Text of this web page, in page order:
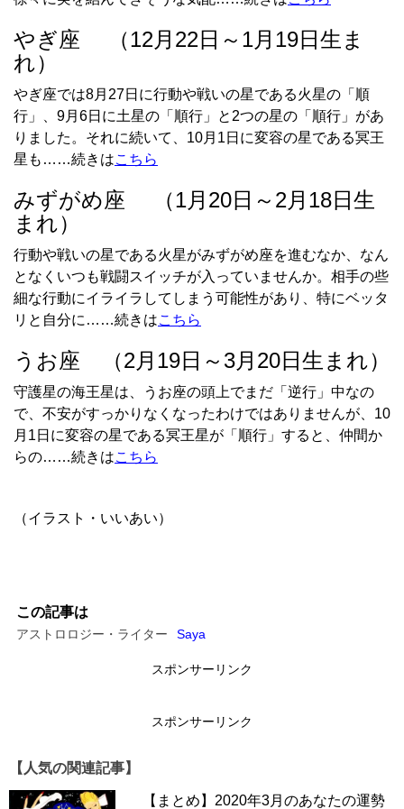
やぎ座 （12月22日～1月19日生ま
れ）
やぎ座では8月27日に行動や戦いの星である火星の「順
行」、9月6日に土星の「順行」と2つの星の「順行」があ
りました。それに続いて、10月1日に変容の星である冥王
星も……続きはこちら
みずがめ座 （1月20日～2月18日生
まれ）
行動や戦いの星である火星がみずがめ座を進むなか、なん
となくいつも戦闘スイッチが入っていませんか。相手の些
細な行動にイライラしてしまう可能性があり、特にベッタ
リと自分に……続きはこちら
うお座 （2月19日～3月20日生まれ）
守護星の海王星は、うお座の頭上でまだ「逆行」中なの
で、不安がすっかりなくなったわけではありませんが、10
月1日に変容の星である冥王星が「順行」すると、仲間か
らの……続きはこちら
（イラスト・いいあい）
この記事は
アストロロジー・ライター Saya
スポンサーリンク
スポンサーリンク
【人気の関連記事】
【まとめ】2020年3月のあなたの運勢